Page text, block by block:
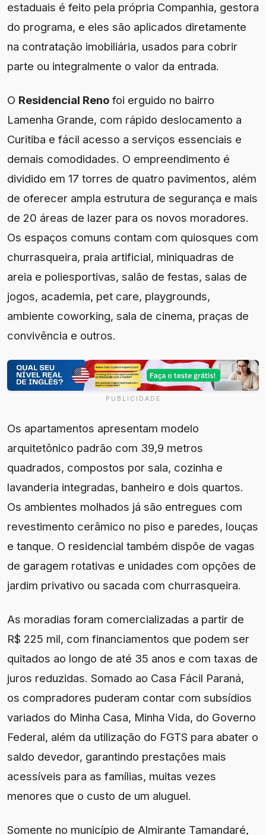
estaduais é feito pela própria Companhia, gestora
do programa, e eles são aplicados diretamente
na contratação imobiliária, usados para cobrir
parte ou integralmente o valor da entrada.
O Residencial Reno foi erguido no bairro
Lamenha Grande, com rápido deslocamento a
Curitiba e fácil acesso a serviços essenciais e
demais comodidades. O empreendimento é
dividido em 17 torres de quatro pavimentos, além
de oferecer ampla estrutura de segurança e mais
de 20 áreas de lazer para os novos moradores.
Os espaços comuns contam com quiosques com
churrasqueira, praia artificial, miniquadras de
areia e poliesportivas, salão de festas, salas de
jogos, academia, pet care, playgrounds,
ambiente coworking, sala de cinema, praças de
convivência e outros.
PUBLICIDADE
Os apartamentos apresentam modelo
arquitetônico padrão com 39,9 metros
quadrados, compostos por sala, cozinha e
lavanderia integradas, banheiro e dois quartos.
Os ambientes molhados já são entregues com
revestimento cerâmico no piso e paredes, louças
e tanque. O residencial também dispõe de vagas
de garagem rotativas e unidades com opções de
jardim privativo ou sacada com churrasqueira.
As moradias foram comercializadas a partir de
R$ 225 mil, com financiamentos que podem ser
quitados ao longo de até 35 anos e com taxas de
juros reduzidas. Somado ao Casa Fácil Paraná,
os compradores puderam contar com subsídios
variados do Minha Casa, Minha Vida, do Governo
Federal, além da utilização do FGTS para abater o
saldo devedor, garantindo prestações mais
acessíveis para as famílias, muitas vezes
menores que o custo de um aluguel.
Somente no município de Almirante Tamandaré,